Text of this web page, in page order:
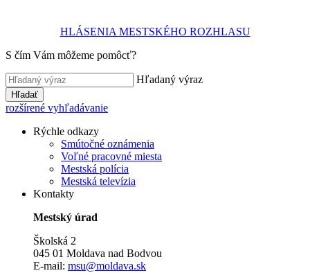
HLÁSENIA MESTSKÉHO ROZHLASU
S čím Vám môžeme pomôcť?
Hľadaný výraz
Hľadať
rozšírené vyhľadávanie
Rýchle odkazy
Smútočné oznámenia
Voľné pracovné miesta
Mestská polícia
Mestská televízia
Kontakty
Mestský úrad
Školská 2
045 01 Moldava nad Bodvou
E-mail: msu@moldava.sk